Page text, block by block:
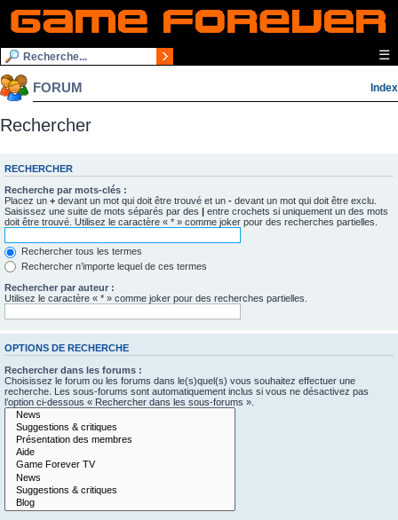
☰
FORUM Index
Rechercher
RECHERCHER
Recherche par mots-clés :
Placez un + devant un mot qui doit être trouvé et un - devant un mot qui doit être exclu.
Saisissez une suite de mots séparés par des | entre crochets si uniquement un des mots
doit être trouvé. Utilisez le caractère « * » comme joker pour des recherches partielles.
Rechercher tous les termes
Rechercher n’importe lequel de ces termes
Rechercher par auteur :
Utilisez le caractère « * » comme joker pour des recherches partielles.
OPTIONS DE RECHERCHE
Rechercher dans les forums :
Choisissez le forum ou les forums dans le(s)quel(s) vous souhaitez effectuer une
recherche. Les sous-forums sont automatiquement inclus si vous ne désactivez pas
l’option ci-dessous « Rechercher dans les sous-forums ».